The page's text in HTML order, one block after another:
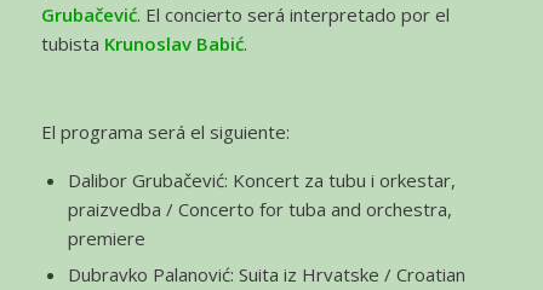
Grubačević. El concierto será interpretado por el
tubista Krunoslav Babić.
El programa será el siguiente:
Dalibor Grubačević: Koncert za tubu i orkestar,
praizvedba / Concerto for tuba and orchestra,
premiere
Dubravko Palanović: Suita iz Hrvatske / Croatian